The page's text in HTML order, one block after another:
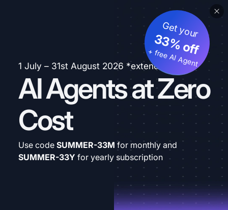
1 July – 31st August 2026 *extended
AI Agents at Zero
Cost
Get your
33% off
+ free AI Agent
Use code SUMMER-33M for monthly and
SUMMER-33Y for yearly subscription